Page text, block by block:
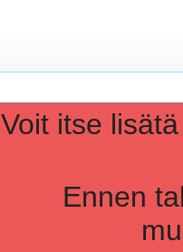
Voit itse
Ennen